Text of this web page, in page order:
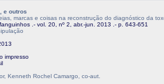
e outros
marcas e coisas na reconstrução do diagnóstico da
.- vol. 20, nº 2, abr.-jun. 2013 .- p. 643-651
impresso
Kenneth Rochel Camargo, co-aut.